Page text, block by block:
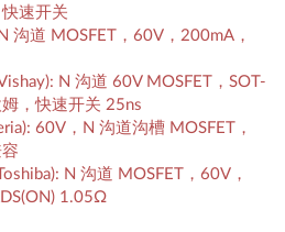
速开关
沟道 MOSFET，60V，200mA，
N 沟道 60V MOSFET，SOT-
，快速开关 25ns
60V，N 沟道沟槽 MOSFET，
N 沟道 MOSFET，60V，
1.05Ω